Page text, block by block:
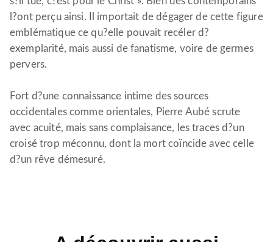
l?ont perçu ainsi. Il importait de dégager de cette figure
emblématique ce qu?elle pouvait recéler d?
exemplarité, mais aussi de fanatisme, voire de germes
pervers.
Fort d?une connaissance intime des sources
occidentales comme orientales, Pierre Aubé scrute
avec acuité, mais sans complaisance, les traces d?un
croisé trop méconnu, dont la mort coïncide avec celle
d?un rêve démesuré.